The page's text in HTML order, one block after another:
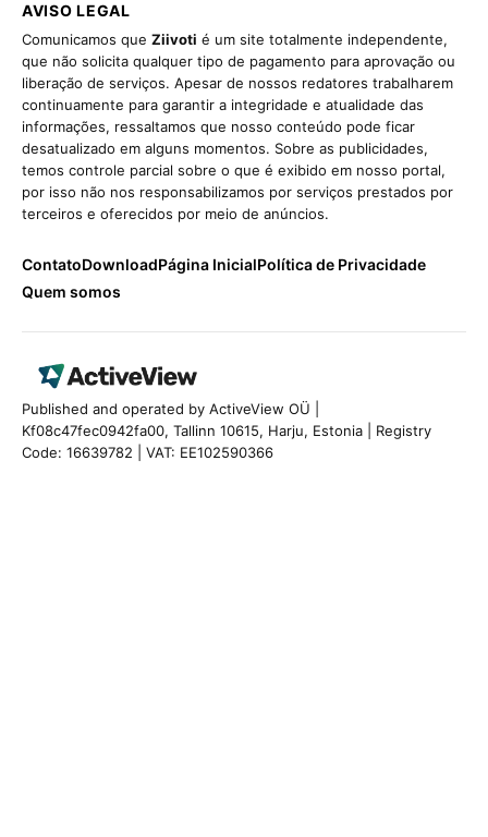
AVISO LEGAL
Comunicamos que Ziivoti é um site totalmente independente,
que não solicita qualquer tipo de pagamento para aprovação ou
liberação de serviços. Apesar de nossos redatores trabalharem
continuamente para garantir a integridade e atualidade das
informações, ressaltamos que nosso conteúdo pode ficar
desatualizado em alguns momentos. Sobre as publicidades,
temos controle parcial sobre o que é exibido em nosso portal,
por isso não nos responsabilizamos por serviços prestados por
terceiros e oferecidos por meio de anúncios.
ContatoDownloadPágina InicialPolítica de Privacidade
Quem somos
Published and operated by ActiveView OÜ |
Kf08c47fec0942fa00, Tallinn 10615, Harju, Estonia | Registry
Code: 16639782 | VAT: EE102590366